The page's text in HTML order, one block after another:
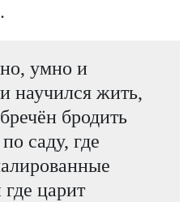
умно и
научился жить,
бродить
саду, где
царит